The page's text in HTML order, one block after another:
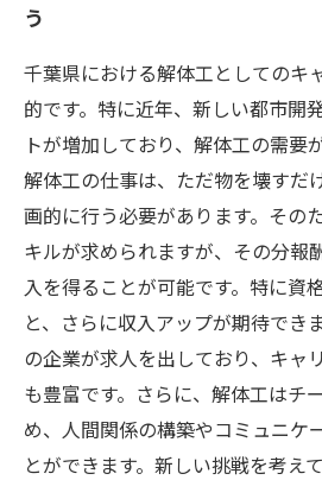
う
千葉県における解体工としてのキ
的です。特に近年、新しい都市開
トが増加しており、解体工の需要
解体工の仕事は、ただ物を壊すだ
画的に行う必要があります。その
キルが求められますが、その分報
入を得ることが可能です。特に資
と、さらに収入アップが期待でき
の企業が求人を出しており、キャ
も豊富です。さらに、解体工はチ
め、人間関係の構築やコミュニケ
とができます。新しい挑戦を考え